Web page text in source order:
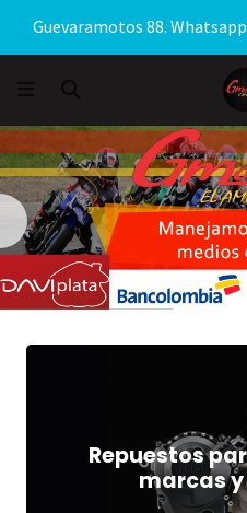
Guevaramotos 88.
Repuestos
marcas